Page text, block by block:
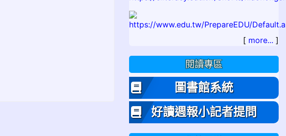
[ more... ]
閱讀專區
圖書館系統
好讀週報小記者提問